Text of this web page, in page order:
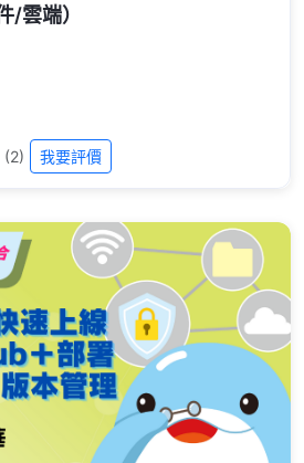
/雲端）
(2) 我要評價